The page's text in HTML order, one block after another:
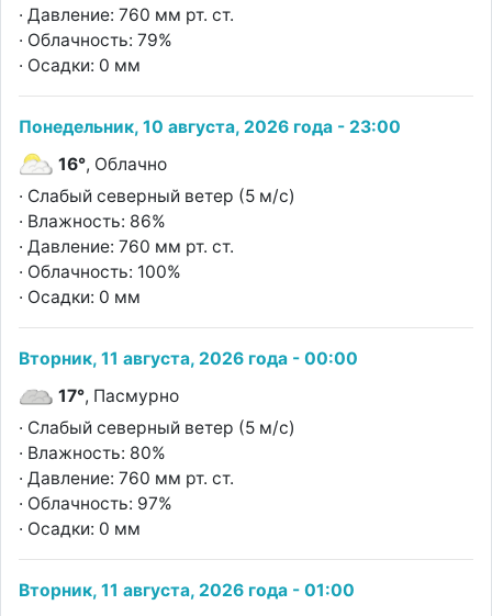
· Давление: 760 мм рт. ст.
· Облачность: 79%
· Осадки: 0 мм
Понедельник, 10 августа, 2026 года - 23:00
16°, Облачно
· Слабый северный ветер (5 м/с)
· Влажность: 86%
· Давление: 760 мм рт. ст.
· Облачность: 100%
· Осадки: 0 мм
Вторник, 11 августа, 2026 года - 00:00
17°, Пасмурно
· Слабый северный ветер (5 м/с)
· Влажность: 80%
· Давление: 760 мм рт. ст.
· Облачность: 97%
· Осадки: 0 мм
Вторник, 11 августа, 2026 года - 01:00